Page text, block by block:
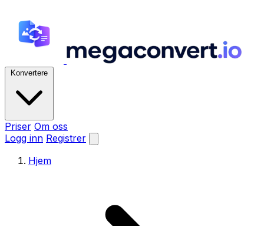
Konvertere
Priser Om oss
Logg inn Registrer
Hjem